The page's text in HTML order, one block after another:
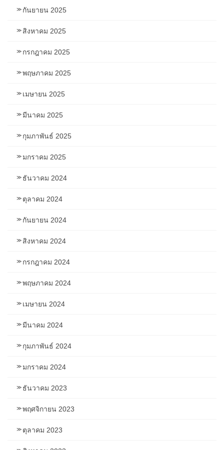
กันยายน 2025
สิงหาคม 2025
กรกฎาคม 2025
พฤษภาคม 2025
เมษายน 2025
มีนาคม 2025
กุมภาพันธ์ 2025
มกราคม 2025
ธันวาคม 2024
ตุลาคม 2024
กันยายน 2024
สิงหาคม 2024
กรกฎาคม 2024
พฤษภาคม 2024
เมษายน 2024
มีนาคม 2024
กุมภาพันธ์ 2024
มกราคม 2024
ธันวาคม 2023
พฤศจิกายน 2023
ตุลาคม 2023